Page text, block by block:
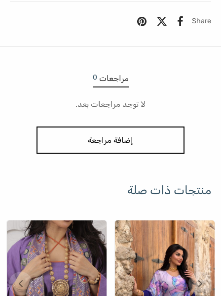
Share
مراجعات 0
لا توجد مراجعات بعد.
إضافة مراجعة
منتجات ذات صلة